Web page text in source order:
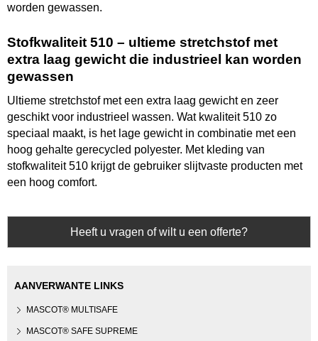
worden gewassen.
Stofkwaliteit 510 – ultieme stretchstof met
extra laag gewicht die industrieel kan worden
gewassen
Ultieme stretchstof met een extra laag gewicht en zeer
geschikt voor industrieel wassen. Wat kwaliteit 510 zo
speciaal maakt, is het lage gewicht in combinatie met een
hoog gehalte gerecycled polyester. Met kleding van
stofkwaliteit 510 krijgt de gebruiker slijtvaste producten met
een hoog comfort.
Heeft u vragen of wilt u een offerte?
AANVERWANTE LINKS
MASCOT® MULTISAFE
MASCOT® SAFE SUPREME